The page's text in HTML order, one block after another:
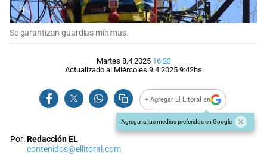
Se garantizan guardias mínimas.
Martes 8.4.2025 16:23
Actualizado al Miércoles 9.4.2025 9:42hs
+ Agregar El Litoral en
Agregar a tus medios preferidos en Google
Por:Redacción EL
contenidos@ellitoral.com